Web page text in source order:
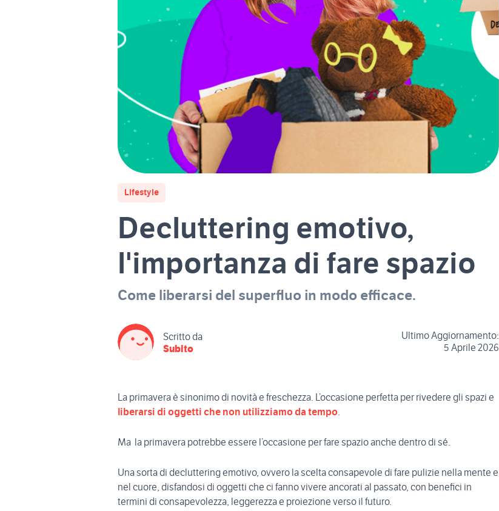
Lifestyle
Decluttering emotivo,
l'importanza di fare spazio
Come liberarsi del superfluo in modo efficace.
Scritto da
Subito
Ultimo Aggiornamento:
5 Aprile 2026
La primavera è sinonimo di novità e freschezza. L’occasione perfetta per rivedere gli spazi e
liberarsi di oggetti che non utilizziamo da tempo.
Ma la primavera potrebbe essere l’occasione per fare spazio anche dentro di sé.
Una sorta di decluttering emotivo, ovvero la scelta consapevole di fare pulizie nella mente e
nel cuore, disfandosi di oggetti che ci fanno vivere ancorati al passato, con benefici in
termini di consapevolezza, leggerezza e proiezione verso il futuro.